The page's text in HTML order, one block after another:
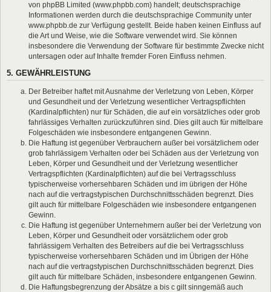
von phpBB Limited (www.phpbb.com) handelt; deutschsprachige
Informationen werden durch die deutschsprachige Community unter
www.phpbb.de zur Verfügung gestellt. Beide haben keinen Einfluss auf
die Art und Weise, wie die Software verwendet wird. Sie können
insbesondere die Verwendung der Software für bestimmte Zwecke nicht
untersagen oder auf Inhalte fremder Foren Einfluss nehmen.
5. GEWÄHRLEISTUNG
Der Betreiber haftet mit Ausnahme der Verletzung von Leben, Körper
und Gesundheit und der Verletzung wesentlicher Vertragspflichten
(Kardinalpflichten) nur für Schäden, die auf ein vorsätzliches oder grob
fahrlässiges Verhalten zurückzuführen sind. Dies gilt auch für mittelbare
Folgeschäden wie insbesondere entgangenen Gewinn.
Die Haftung ist gegenüber Verbrauchern außer bei vorsätzlichem oder
grob fahrlässigem Verhalten oder bei Schäden aus der Verletzung von
Leben, Körper und Gesundheit und der Verletzung wesentlicher
Vertragspflichten (Kardinalpflichten) auf die bei Vertragsschluss
typischerweise vorhersehbaren Schäden und im übrigen der Höhe
nach auf die vertragstypischen Durchschnittsschäden begrenzt. Dies
gilt auch für mittelbare Folgeschäden wie insbesondere entgangenen
Gewinn.
Die Haftung ist gegenüber Unternehmern außer bei der Verletzung von
Leben, Körper und Gesundheit oder vorsätzlichem oder grob
fahrlässigem Verhalten des Betreibers auf die bei Vertragsschluss
typischerweise vorhersehbaren Schäden und im Übrigen der Höhe
nach auf die vertragstypischen Durchschnittsschäden begrenzt. Dies
gilt auch für mittelbare Schäden, insbesondere entgangenen Gewinn.
Die Haftungsbegrenzung der Absätze a bis c gilt sinngemäß auch